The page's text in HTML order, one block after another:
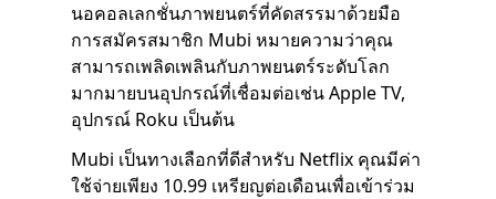
นอคอลเลกชั่นภาพยนตร์ที่คัดสรรมาด้วยมือ
การสมัครสมาชิก Mubi หมายความว่าคุณ
สามารถเพลิดเพลินกับภาพยนตร์ระดับโลก
มากมายบนอุปกรณ์ที่เชื่อมต่อเช่น Apple TV,
อุปกรณ์ Roku เป็นต้น
Mubi เป็นทางเลือกที่ดีสำหรับ Netflix คุณมีค่า
ใช้จ่ายเพียง 10.99 เหรียญต่อเดือนเพื่อเข้าร่วม